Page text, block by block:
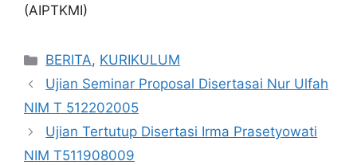
(AIPTKMI)
Categories
BERITA, KURIKULUM
Ujian Seminar Proposal Disertasai Nur Ulfah
NIM T 512202005
Ujian Tertutup Disertasi Irma Prasetyowati
NIM T511908009